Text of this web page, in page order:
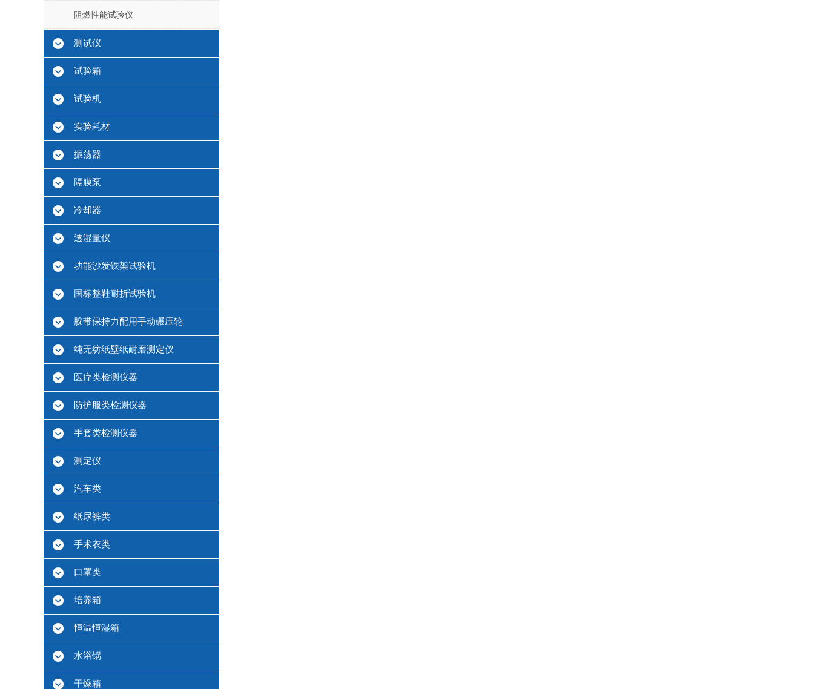
阻燃性能试验仪
测试仪
试验箱
试验机
实验耗材
振荡器
隔膜泵
冷却器
透湿量仪
功能沙发铁架试验机
国标整鞋耐折试验机
胶带保持力配用手动碾压轮
纯无纺纸壁纸耐磨测定仪
医疗类检测仪器
防护服类检测仪器
手套类检测仪器
测定仪
汽车类
纸尿裤类
手术衣类
口罩类
培养箱
恒温恒湿箱
水浴锅
干燥箱